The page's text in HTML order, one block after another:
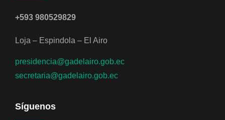
+593 980529829
Loja – Espindola – El Airo
presidencia@gadelairo.gob.ec
secretaria@gadelairo.gob.ec
Síguenos